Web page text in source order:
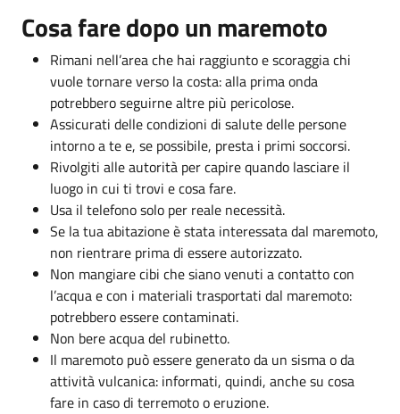
Cosa fare dopo un maremoto
Rimani nell’area che hai raggiunto e scoraggia chi
vuole tornare verso la costa: alla prima onda
potrebbero seguirne altre più pericolose.
Assicurati delle condizioni di salute delle persone
intorno a te e, se possibile, presta i primi soccorsi.
Rivolgiti alle autorità per capire quando lasciare il
luogo in cui ti trovi e cosa fare.
Usa il telefono solo per reale necessità.
Se la tua abitazione è stata interessata dal maremoto,
non rientrare prima di essere autorizzato.
Non mangiare cibi che siano venuti a contatto con
l’acqua e con i materiali trasportati dal maremoto:
potrebbero essere contaminati.
Non bere acqua del rubinetto.
Il maremoto può essere generato da un sisma o da
attività vulcanica: informati, quindi, anche su cosa
fare in caso di terremoto o eruzione.